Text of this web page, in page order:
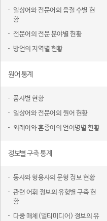
일상어와 전문어의 음절 수별 현
황
전문어의 전문 분야별 현황
방언의 지역별 현황
원어 통계
품사별 현황
일상어와 전문어의 원어 현황
외래어와 혼종어의 언어명별 현황
정보별 구축 통계
동사와 형용사의 문형 정보 현황
관련 어휘 정보의 유형별 구축 현
황
다중 매체(멀티미디어) 정보의 유